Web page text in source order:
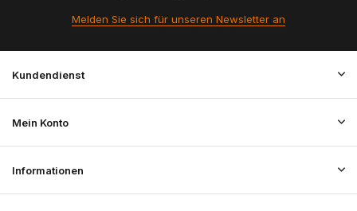
Melden Sie sich für unseren Newsletter an
Kundendienst
Mein Konto
Informationen